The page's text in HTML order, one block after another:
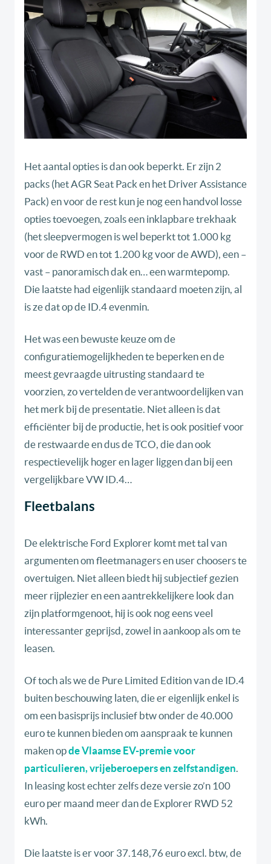
Het aantal opties is dan ook beperkt. Er zijn 2
packs (het AGR Seat Pack en het Driver Assistance
Pack) en voor de rest kun je nog een handvol losse
opties toevoegen, zoals een inklapbare trekhaak
(het sleepvermogen is wel beperkt tot 1.000 kg
voor de RWD en tot 1.200 kg voor de AWD), een –
vast – panoramisch dak en… een warmtepomp.
Die laatste had eigenlijk standaard moeten zijn, al
is ze dat op de ID.4 evenmin.
Het was een bewuste keuze om de
configuratiemogelijkheden te beperken en de
meest gevraagde uitrusting standaard te
voorzien, zo vertelden de verantwoordelijken van
het merk bij de presentatie. Niet alleen is dat
efficiënter bij de productie, het is ook positief voor
de restwaarde en dus de TCO, die dan ook
respectievelijk hoger en lager liggen dan bij een
vergelijkbare VW ID.4…
Fleetbalans
De elektrische Ford Explorer komt met tal van
argumenten om fleetmanagers en user choosers te
overtuigen. Niet alleen biedt hij subjectief gezien
meer rijplezier en een aantrekkelijkere look dan
zijn platformgenoot, hij is ook nog eens veel
interessanter geprijsd, zowel in aankoop als om te
leasen.
Of toch als we de Pure Limited Edition van de ID.4
buiten beschouwing laten, die er eigenlijk enkel is
om een basisprijs inclusief btw onder de 40.000
euro te kunnen bieden om aanspraak te kunnen
maken opde Vlaamse EV-premie voor
particulieren, vrijeberoepers en zelfstandigen.
In leasing kost echter zelfs deze versie zo’n 100
euro per maand meer dan de Explorer RWD 52
kWh.
Die laatste is er voor 37.148,76 euro excl. btw, de